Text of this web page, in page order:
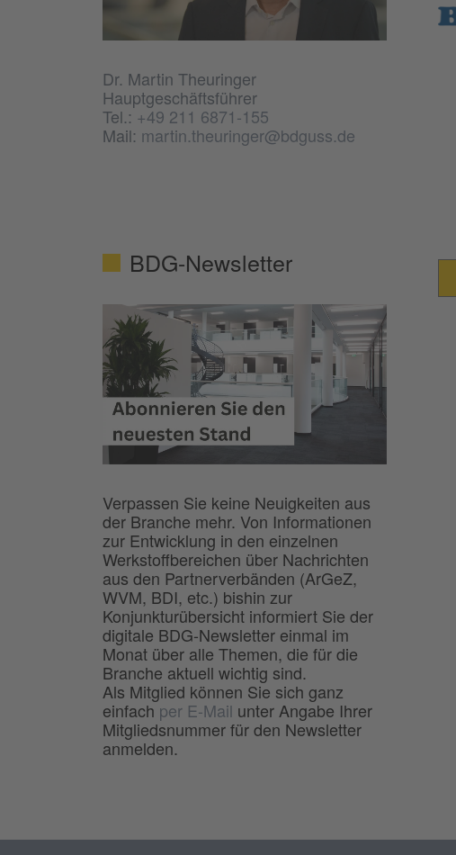
Dr. Martin Theuringer
Hauptgeschäftsführer
Tel.: +49 211 6871-155
Mail: martin.theuringer@bdguss.de
BDG-Newsletter
Verpassen Sie keine Neuigkeiten aus
der Branche mehr. Von Informationen
zur Entwicklung in den einzelnen
Werkstoffbereichen über Nachrichten
aus den Partnerverbänden (ArGeZ,
WVM, BDI, etc.) bishin zur
Konjunkturübersicht informiert Sie der
digitale BDG-Newsletter einmal im
Monat über alle Themen, die für die
Branche aktuell wichtig sind.
Als Mitglied können Sie sich ganz
einfachper E-Mail unter Angabe Ihrer
Mitgliedsnummer für den Newsletter
anmelden.